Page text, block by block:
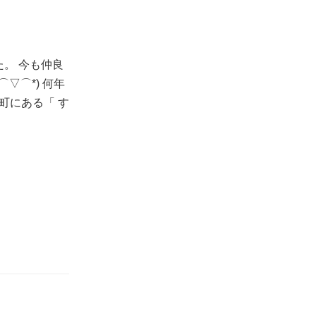
今も仲良
何年
にある「 す